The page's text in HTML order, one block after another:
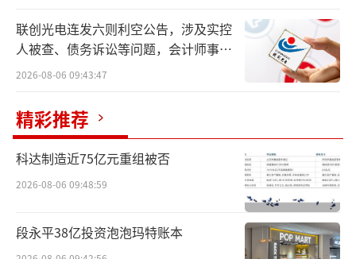
值得一提的是，818期间，老板电器将作为
首个厨电品牌入驻苏宁易购总部，开展联合办
公。联合经营体的成立标志着双方战略合作迈
同联动更加高效的新阶段。
“联合经营体是双方高效协同的纽带，更
是快速响应市场变化的作战中枢。”苏宁易购
集团总裁任峻强调，当前存量家电市场换新需
求空间广阔，双方将紧抓消费机遇，通过升级
联创光电连发六则利空公告，涉及实控
人被查、债务诉讼等问题，会计师事务
所曾出具“保留意见”
2026-08-06 09:43:47
精彩推荐
科达制造近75亿元重组被否
2026-08-06 09:48:59
段永平38亿投资泡泡玛特账本